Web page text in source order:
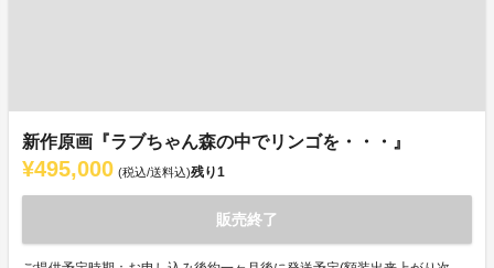
新作原画『ラブちゃん森の中でリンゴを・・・』
¥495,000 (税込/送料込)残り1
販売終了